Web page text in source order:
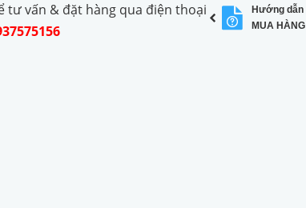
tư vấn & đặt hàng qua điện thoại
Hướng dẫn
MUA HÀNG